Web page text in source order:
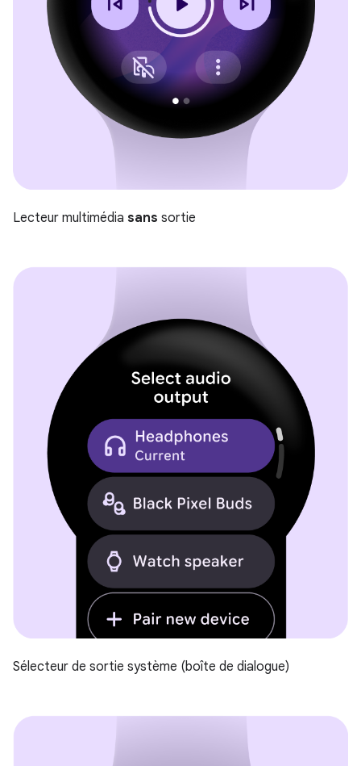
Lecteur multimédia sans sortie
Sélecteur de sortie système (boîte de dialogue)